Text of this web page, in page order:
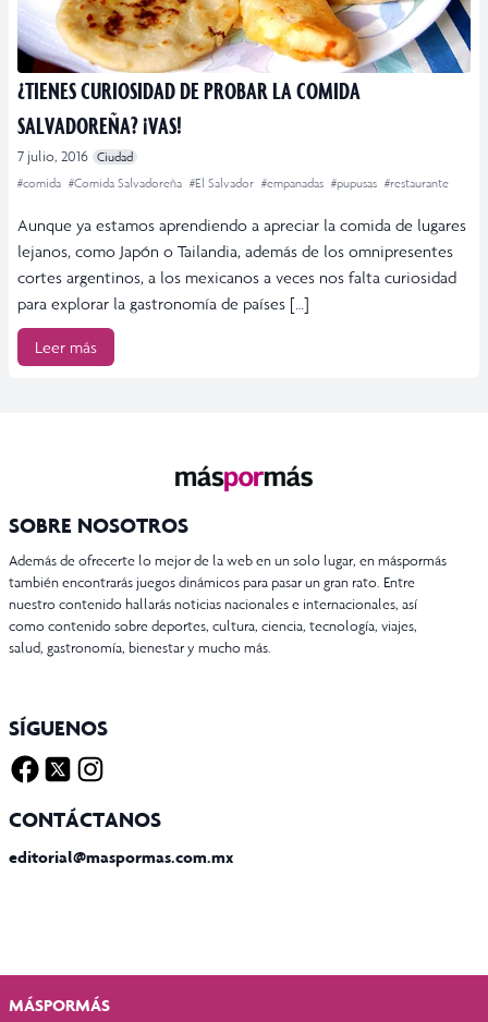
¿TIENES CURIOSIDAD DE PROBAR LA COMIDA
SALVADOREÑA? ¡VAS!
7 julio, 2016 Ciudad
#comida #Comida Salvadoreña #El Salvador #empanadas #pupusas #restaurante
Aunque ya estamos aprendiendo a apreciar la comida de lugares
lejanos, como Japón o Tailandia, además de los omnipresentes
cortes argentinos, a los mexicanos a veces nos falta curiosidad
para explorar la gastronomía de países […]
Leer más
SOBRE NOSOTROS
Además de ofrecerte lo mejor de la web en un solo lugar, en máspormás
también encontrarás juegos dinámicos para pasar un gran rato. Entre
nuestro contenido hallarás noticias nacionales e internacionales, así
como contenido sobre deportes, cultura, ciencia, tecnología, viajes,
salud, gastronomía, bienestar y mucho más.
SÍGUENOS
CONTÁCTANOS
editorial@maspormas.com.mx
MÁSPORMÁS